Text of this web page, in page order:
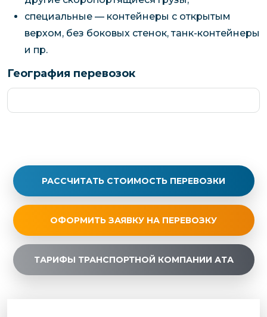
специальные — контейнеры с открытым
верхом, без боковых стенок, танк-контейнеры
и пр.
География перевозок
РАССЧИТАТЬ СТОИМОСТЬ ПЕРЕВОЗКИ
ОФОРМИТЬ ЗАЯВКУ НА ПЕРЕВОЗКУ
ТАРИФЫ ТРАНСПОРТНОЙ КОМПАНИИ АТА